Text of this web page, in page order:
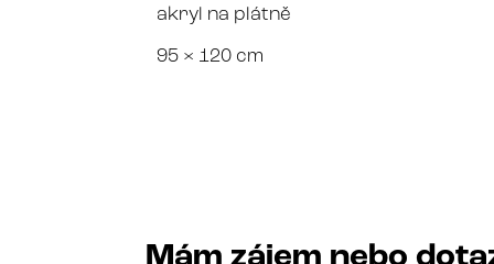
akryl na plátně
95 × 120 cm